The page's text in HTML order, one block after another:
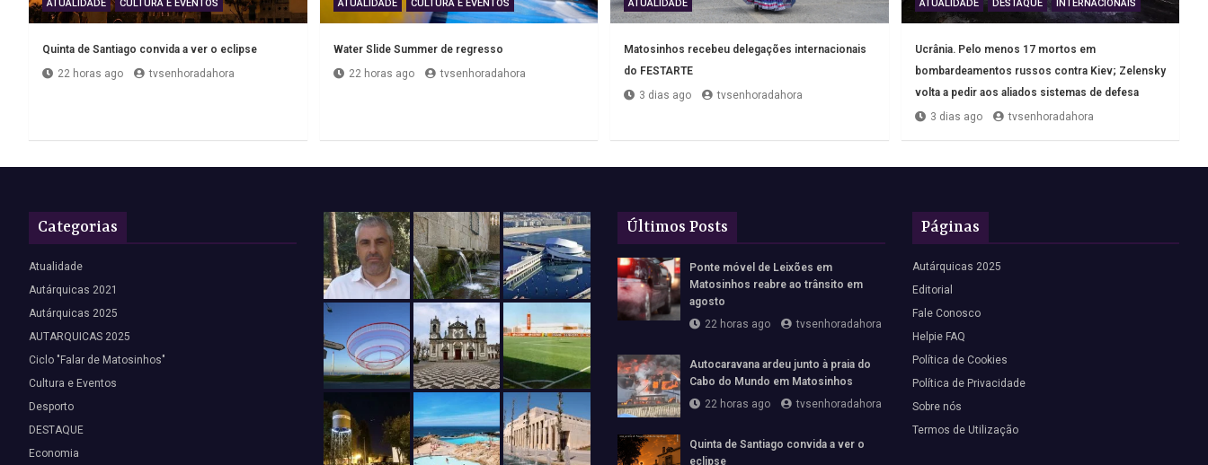
ATUALIDADE CULTURA E EVENTOS
Quinta de Santiago convida a ver o eclipse
22 horas ago
tvsenhoradahora
ATUALIDADE CULTURA E EVENTOS
Water Slide Summer de regresso
22 horas ago
tvsenhoradahora
ATUALIDADE
Matosinhos recebeu delegações internacionais
do FESTARTE
3 dias ago
tvsenhoradahora
ATUALIDADE DESTAQUE INTERNACIONAIS
Ucrânia. Pelo menos 17 mortos em
bombardeamentos russos contra Kiev; Zelensky
volta a pedir aos aliados sistemas de defesa
3 dias ago
tvsenhoradahora
Categorias
Atualidade
Autárquicas 2021
Autárquicas 2025
AUTARQUICAS 2025
Ciclo "Falar de Matosinhos"
Cultura e Eventos
Desporto
DESTAQUE
Economia
Últimos Posts
Ponte móvel de Leixões em
Matosinhos reabre ao trânsito em
agosto
22 horas ago
tvsenhoradahora
Autocaravana ardeu junto à praia do
Cabo do Mundo em Matosinhos
22 horas ago
tvsenhoradahora
Quinta de Santiago convida a ver o
eclipse
Páginas
Autárquicas 2025
Editorial
Fale Conosco
Helpie FAQ
Política de Cookies
Política de Privacidade
Sobre nós
Termos de Utilização